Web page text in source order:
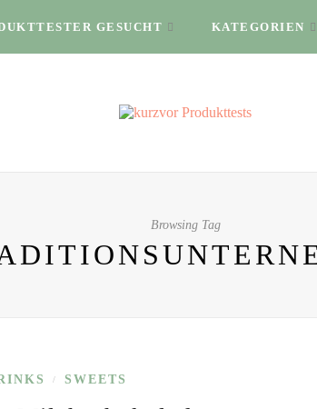
GESUCHT KATEGORIEN
Browsing Tag
/ SWEETS